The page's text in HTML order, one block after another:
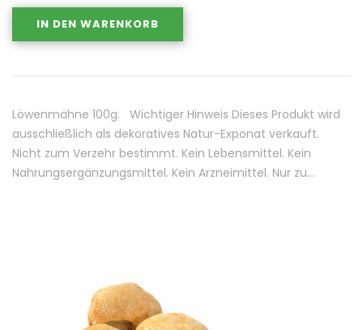
IN DEN WARENKORB
Löwenmähne 100g. Wichtiger Hinweis Dieses Produkt wird
ausschließlich als dekoratives Natur-Exponat verkauft.
Nicht zum Verzehr bestimmt. Kein Lebensmittel. Kein
Nahrungsergänzungsmittel. Kein Arzneimittel. Nur zu…